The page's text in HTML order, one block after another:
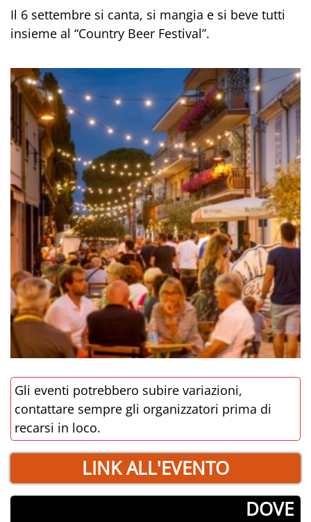
Il 6 settembre si canta, si mangia e si beve tutti
insieme al “Country Beer Festival”.
Gli eventi potrebbero subire variazioni,
contattare sempre gli organizzatori prima di
recarsi in loco.
LINK ALL'EVENTO
­DOVE